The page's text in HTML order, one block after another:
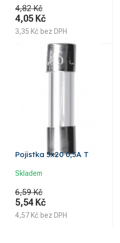
4,82 Kč
4,05 Kč
3,35 Kč bez DPH
Pojistka 5x20 0,5A T
Skladem
6,59 Kč
5,54 Kč
4,57 Kč bez DPH